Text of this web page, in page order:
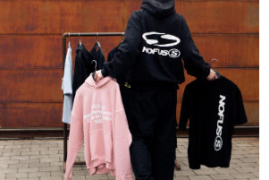
DISCLAIMER Gorro con logo negro
Talla: UNICA
Color: NEGRO
Marca:DISCLAIMER
Modelo:24IDS54629 NERO